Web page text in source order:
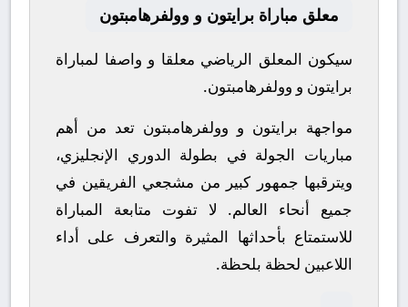
معلق مباراة برايتون و وولفرهامبتون
سيكون المعلق الرياضي معلقا و واصفا لمباراة
برايتون و وولفرهامبتون.
مواجهة برايتون و وولفرهامبتون تعد من أهم
مباريات الجولة في بطولة الدوري الإنجليزي،
ويترقبها جمهور كبير من مشجعي الفريقين في
جميع أنحاء العالم.
لا تفوت متابعة المباراة
للاستمتاع بأحداثها المثيرة والتعرف على أداء
اللاعبين لحظة بلحظة.